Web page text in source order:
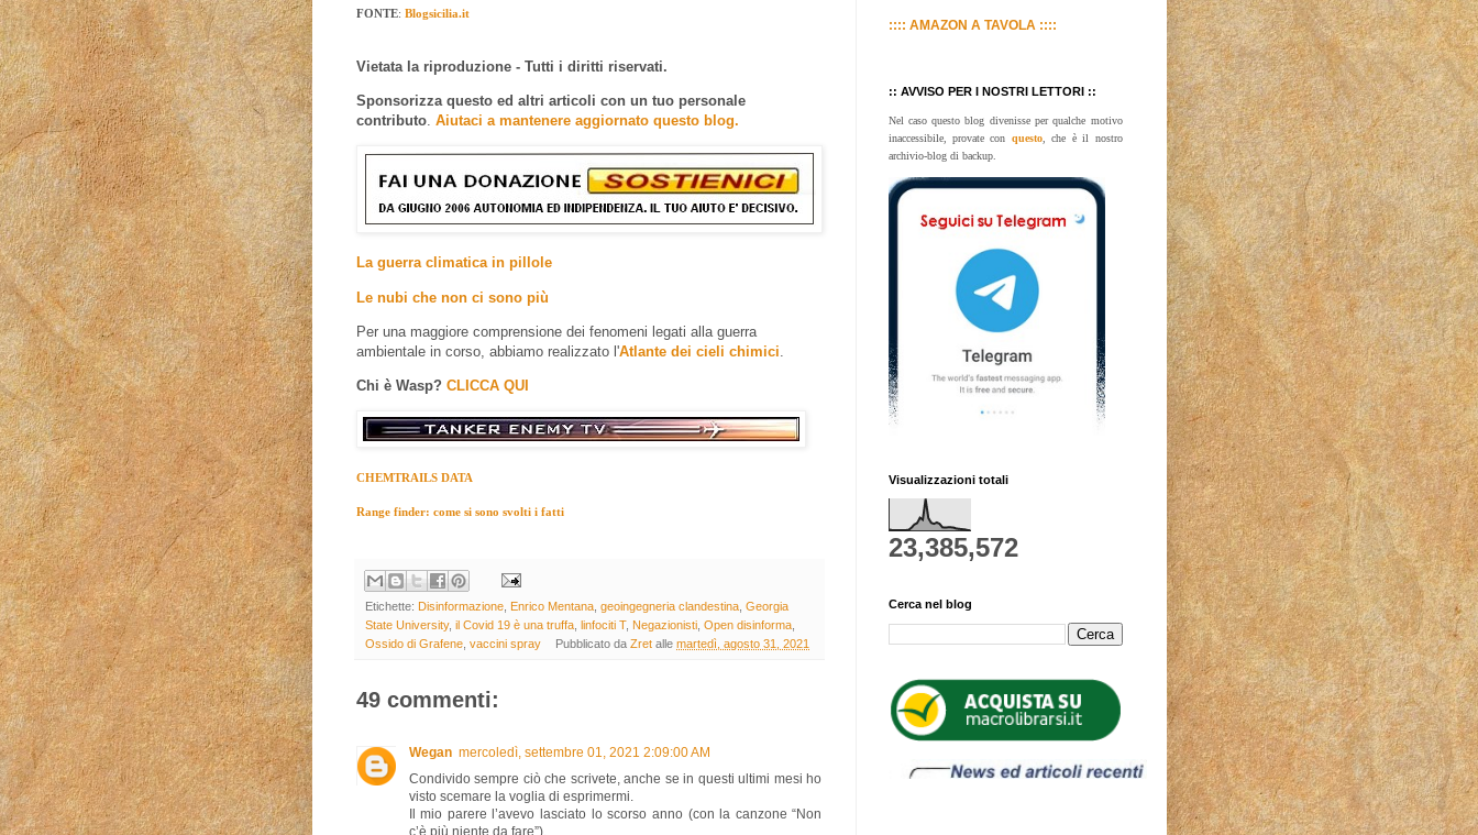
FONTE: Blogsicilia.it
Vietata la riproduzione - Tutti i diritti riservati.
Sponsorizza questo ed altri articoli con un tuo personale
contributo. Aiutaci a mantenere aggiornato questo blog.
La guerra climatica in pillole
Le nubi che non ci sono più
Per una maggiore comprensione dei fenomeni legati alla guerra
ambientale in corso, abbiamo realizzato l'Atlante dei cieli chimici
Chi è Wasp? CLICCA QUI
CHEMTRAILS DATA
Range finder: come si sono svolti i fatti
Etichette: Disinformazione, Enrico Mentana, geoingegneria clandestina, Georgia
State University, il Covid 19 è una truffa, linfociti T, Negazionisti, Open disinforma,
Ossido di Grafene, vaccini spray Pubblicato daZret allemartedì, agosto 31, 2021
49 commenti:
Wegan mercoledì, settembre 01, 2021 2:09:00 AM
Condivido sempre ciò che scrivete, anche se in questi ultimi mesi ho
visto scemare la voglia di esprimermi.
Il mio parere l’avevo lasciato lo scorso anno (con la canzone “Non
c’è più niente da fare”).
:::: AMAZON A TAVOLA ::::
:: AVVISO PER I NOSTRI LETTORI ::
Nel caso questo blog divenisse per qualche motivo
inaccessibile, provate con questo, che è il nostro
archivio-blog di backup.
Visualizzazioni totali
23,385,572
Cerca nel blog